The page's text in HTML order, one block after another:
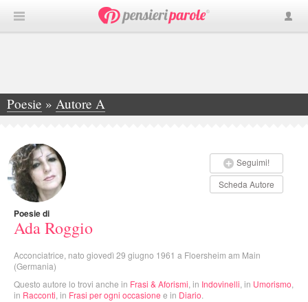
Poesie » Autore A
»Ada Roggio
Seguimi!
Scheda Autore
Poesie di
Ada Roggio
Acconciatrice, nato giovedì 29 giugno 1961 a Floersheim am Main
(Germania)
Questo autore lo trovi anche in Frasi & Aforismi , in Indovinelli , in Umorismo
in Racconti , in Frasi per ogni occasione e in Diario